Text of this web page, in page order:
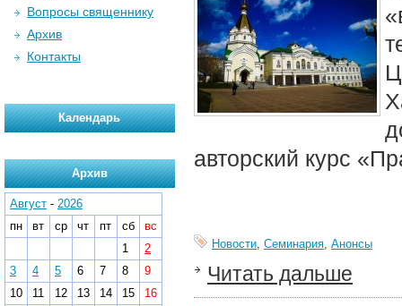
авторский курс
Новости, Семинария, Анонсы
Читать дальше
Вопросы священнику
Архив
Контакты
Календарь
Архив
Август - 2026
пн
вт ср чт пт сб
вс
1
2
3
4 5 6 7 8
9
10
11 12 13 14 15
16